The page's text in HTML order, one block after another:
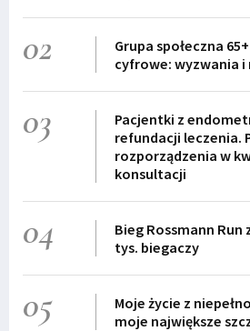
02
Grupa społeczna
cyfrowe: wyzwania i
03
Pacjentki z
refundacji leczenia.
rozporządzenia w
konsultacji
04
Bieg Rossmann Run
tys. biegaczy
05
Moje życie z
moje największe